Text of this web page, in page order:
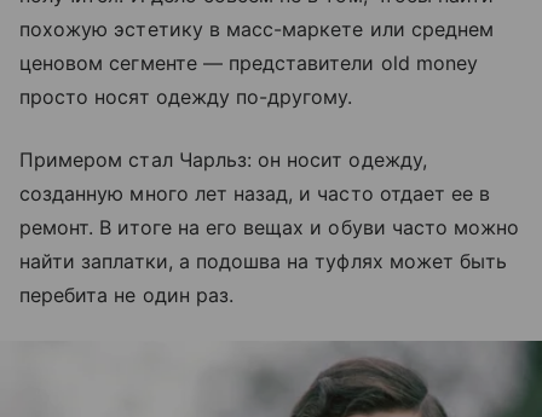
похожую эстетику в масс-маркете или среднем
ценовом сегменте — представители old money
просто носят одежду по-другому.
Примером стал Чарльз: он носит одежду,
созданную много лет назад, и часто отдает ее в
ремонт. В итоге на его вещах и обуви часто можно
найти заплатки, а подошва на туфлях может быть
перебита не один раз.